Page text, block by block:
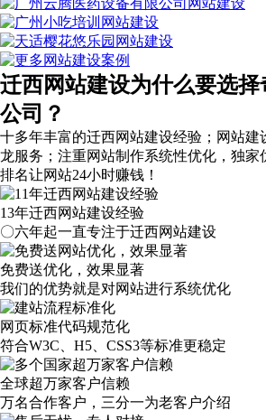
迁西网站建设为什么要选
公司？
十多年丰富的迁西网站建设经验；网站建
龙服务 ；注重网站制作系统性优化， 独家
排名让网站24小时赚钱！
13年迁西网站建设经验
〇六年起一直专注于迁西网站建设
免费送优化，效果显著
我们的优势就是对网站进行系统优化
网页标准代码规范化
符合W3C、H5、CSS3等标准更稳定
全球超万家客户信赖
万名合作客户，三分一为老客户介绍